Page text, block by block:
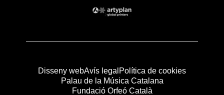
Disseny webAvís legal Política de cookies
Palau de la Música Catalana
Fundació Orfeó Català